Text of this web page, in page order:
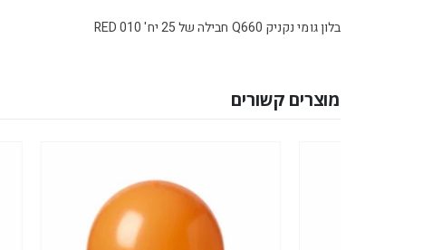
בלון גומי נקניק Q660 חבילה של 25 יח' RED 010
מוצרים קשורים